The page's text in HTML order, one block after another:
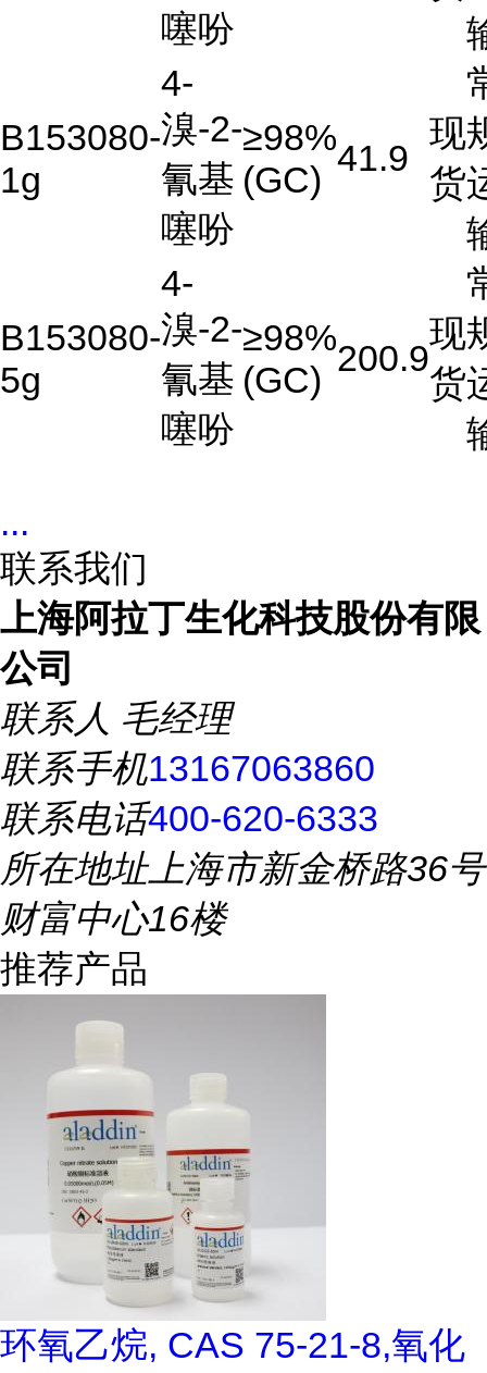
噻吩
B153080-
1g
4-
溴-2-
氰基
噻吩
≥98%
(GC)
41.9
现
货
B153080-
5g
4-
溴-2-
氰基
噻吩
≥98%
(GC)
200.9
现
货
...
联系我们
上海阿拉丁生化科技股份有限
公司
联系人 毛经理
联系手机13167063860
联系电话400-620-6333
所在地址上海市新金桥路36号
财富中心16楼
推荐产品
环氧乙烷, CAS 75-21-8,氧化